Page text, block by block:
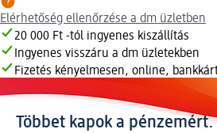
Elérhetőség ellenőrzése a dm üzletben
20 000 Ft -tól ingyenes kiszállítás
Ingyenes visszáru a dm üzletekben
Fizetés kényelmesen, online,
Többet kapok a pénzemért.